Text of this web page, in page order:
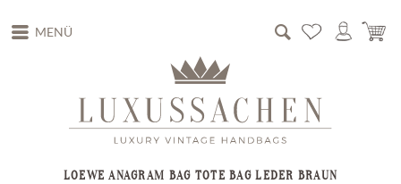
MENÜ
LOEWE ANAGRAM BAG TOTE BAG LEDER BRAUN